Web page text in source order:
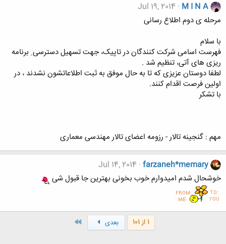
M I N A
Jul 19, 2014
مرحله ی دوم اطلاع رسانی
با سلام
فهرست اسامی شرکت کنندگان در تاپیک، جهت تسهیل دسترسی ِ برنامه
ریزی های آتی، تنظیم شد .
لطفا دوستان عزیزی که تا به حال موفق به ثبت اطلاعاتشون نشدند ، در
اولین فرصت اقدام کنند.
با تشکر
مهم : گنجینه تالار - رزومه اعضای تالار مهندسی معماری
farzaneh*memary
Jul 14, 2014
خوشحال شدم امیدوارم خوب بخونی بهترین جا قبول شی
1 از 101 بعدی